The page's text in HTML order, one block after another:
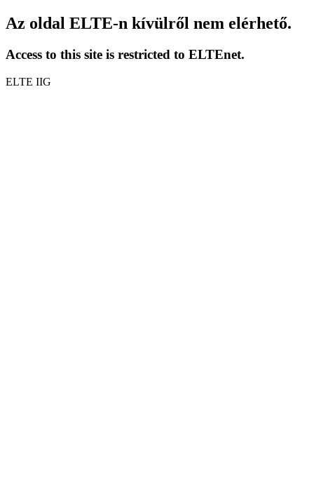
Az oldal ELTE-n kívülről nem elérhető.
Access to this site is restricted to ELTEnet.
ELTE IIG